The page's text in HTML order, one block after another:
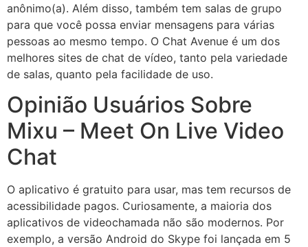
anônimo(a). Além disso, também tem salas de grupo
para que você possa enviar mensagens para várias
pessoas ao mesmo tempo. O Chat Avenue é um dos
melhores sites de chat de vídeo, tanto pela variedade
de salas, quanto pela facilidade de uso.
Opinião Usuários Sobre
Mixu – Meet On Live Video
Chat
O aplicativo é gratuito para usar, mas tem recursos de
acessibilidade pagos. Curiosamente, a maioria dos
aplicativos de videochamada não são modernos. Por
exemplo, a versão Android do Skype foi lançada em 5